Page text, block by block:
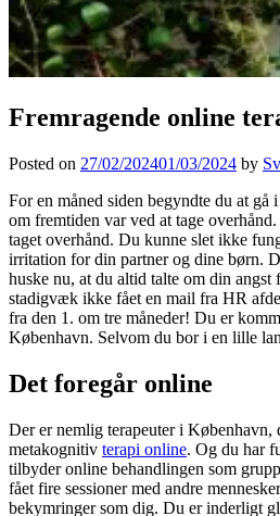
Fremragende online
Posted on 27/02/202401/03/2024 by
For en måned siden begyndte du at
om fremtiden var ved at tage
taget overhånd. Du kunne slet ikke
irritation for din partner og dine børn.
huske nu, at du altid talte om din
stadigvæk ikke fået en mail fra HR
fra den 1. om tre måneder! Du er
København. Selvom du bor i en lille
Det foregår online
Der er nemlig terapeuter i København,
metakognitiv terapi online. Og du har
tilbyder online behandlingen som
fået fire sessioner med andre
bekymringer som dig. Du er inderligt